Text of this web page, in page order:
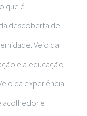
que é
descoberta de
Veio da
e a educação
da experiência
acolhedor e